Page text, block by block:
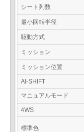
シート列数
最小回転半径
駆動方式
ミッション
ミッション位置
AI-SHIFT
マニュアルモード
4WS
標準色